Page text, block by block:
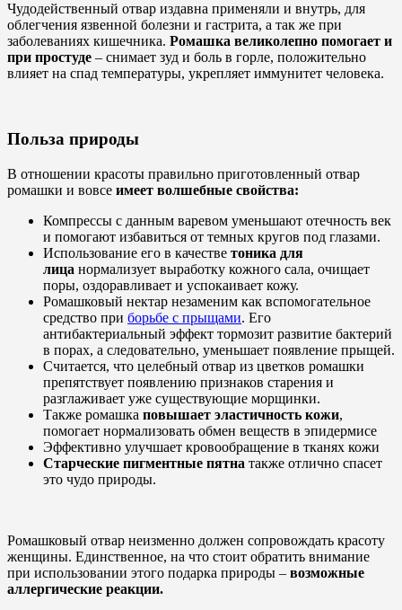
Чудодейственный отвар издавна применяли и внутрь, для
облегчения язвенной болезни и гастрита, а так же при
заболеваниях кишечника. Ромашка великолепно помогает и
при простуде – снимает зуд и боль в горле, положительно
влияет на спад температуры, укрепляет иммунитет человека.
Польза природы
В отношении красоты правильно приготовленный отвар
ромашки и вовсе имеет волшебные свойства:
Компрессы с данным варевом уменьшают отечность век
и помогают избавиться от темных кругов под глазами.
Использование его в качестве тоника для
лица нормализует выработку кожного сала, очищает
поры, оздоравливает и успокаивает кожу.
Ромашковый нектар незаменим как вспомогательное
средство при борьбе с прыщами. Его
антибактериальный эффект тормозит развитие бактерий
в порах, а следовательно, уменьшает появление прыщей.
Считается, что целебный отвар из цветков ромашки
препятствует появлению признаков старения и
разглаживает уже существующие морщинки.
Также ромашка повышает эластичность кожи,
помогает нормализовать обмен веществ в эпидермисе
Эффективно улучшает кровообращение в тканях кожи
Старческие пигментные пятна также отлично спасет
это чудо природы.
Ромашковый отвар неизменно должен сопровождать красоту
женщины. Единственное, на что стоит обратить внимание
при использовании этого подарка природы – возможные
аллергические реакции.